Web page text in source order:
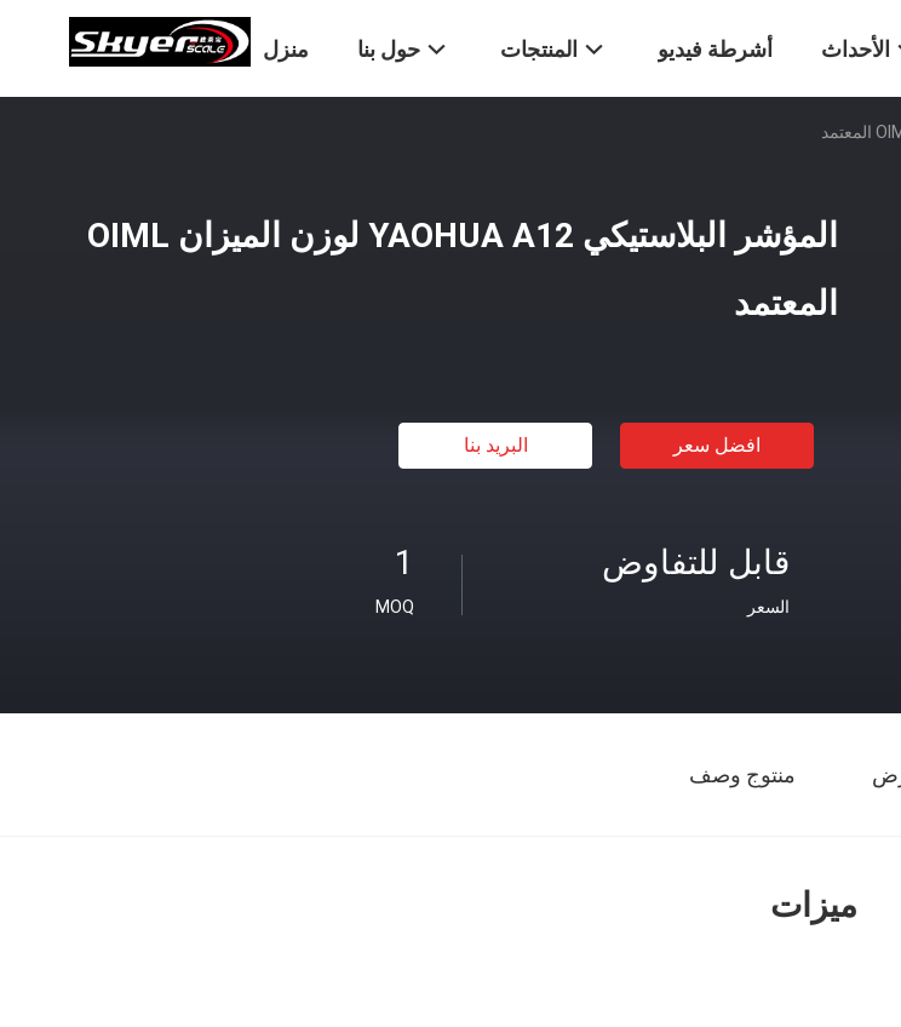
منزل حول بنا المنتجات أشرطة فيديو الأحداث
المؤشر البلاستيكي YAOHUA A12 لوزن الميزان OIML
المعتمد
افضل سعر البريد بنا
1
MOQ
قابل للتفاوض
السعر
منتوج وصف
ميزات